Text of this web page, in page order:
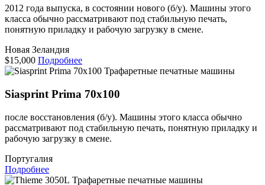
2012 года выпуска, в состоянии нового (б/у). Машины этого
класса обычно рассматривают под стабильную печать,
понятную приладку и рабочую загрузку в смене.
Новая Зеландия
$15,000 Подробнее
Трафаретные печатные машины
Siasprint Prima 70x100
после восстановления (б/у). Машины этого класса обычно
рассматривают под стабильную печать, понятную приладку и
рабочую загрузку в смене.
Португалия
Подробнее
Трафаретные печатные машины